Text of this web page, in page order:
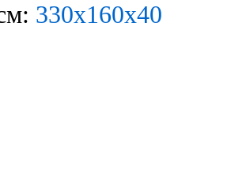
330х160х40